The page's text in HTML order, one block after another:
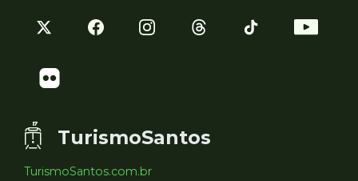
TurismoSantos
TurismoSantos.com.br